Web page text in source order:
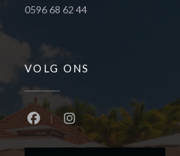
0596 68 62 44
VOLG ONS
Facebook ((opent in een
Instagram ((opent